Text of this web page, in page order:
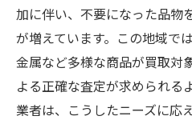
加に伴い、不要になった品物
が増えています。この地域で
金属など多様な商品が買取対
よる正確な査定が求められる
業者は、こうしたニーズに応